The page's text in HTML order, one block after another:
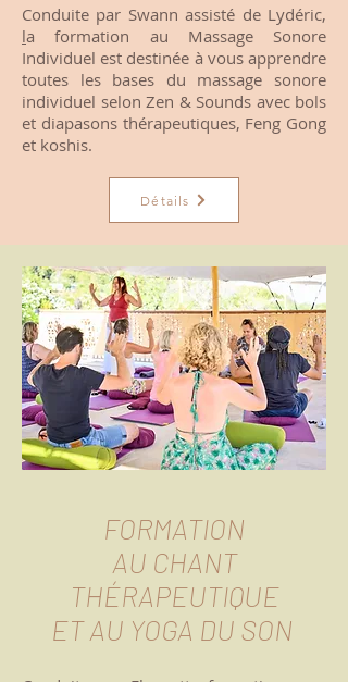
Conduite par Swann assisté de Lydéric,
la formation au Massage Sonore
Individuel est destinée à vous apprendre
toutes les bases du massage sonore
individuel selon Zen & Sounds avec bols
et diapasons thérapeutiques, Feng Gong
et koshis.
Détails
FORMATION
AU CHANT
THÉRAPEUTIQUE
ET AU YOGA DU SON